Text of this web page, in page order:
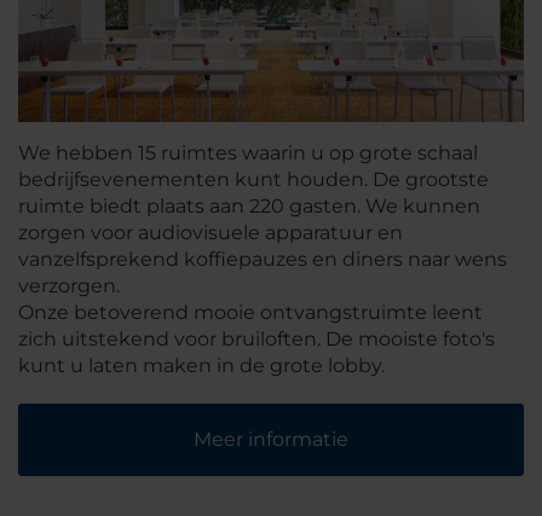
We hebben 15 ruimtes waarin u op grote schaal
bedrijfsevenementen kunt houden. De grootste
ruimte biedt plaats aan 220 gasten. We kunnen
zorgen voor audiovisuele apparatuur en
vanzelfsprekend koffiepauzes en diners naar wens
verzorgen.
Onze betoverend mooie ontvangstruimte leent
zich uitstekend voor bruiloften. De mooiste foto's
kunt u laten maken in de grote lobby.
Meer informatie